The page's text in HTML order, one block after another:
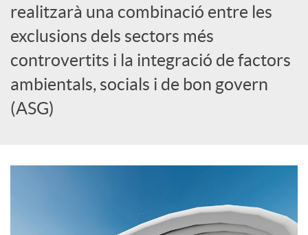
r
x
e
realitzarà una combinació entre les
exclusions dels sectors més
controvertits i la integració de factors
ambientals, socials i de bon govern
(ASG)